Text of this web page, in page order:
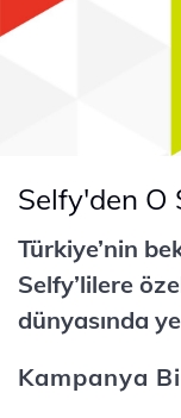
Selfy'den O
Türkiye’nin
Selfy’lilere
dünyasında
Kampanya